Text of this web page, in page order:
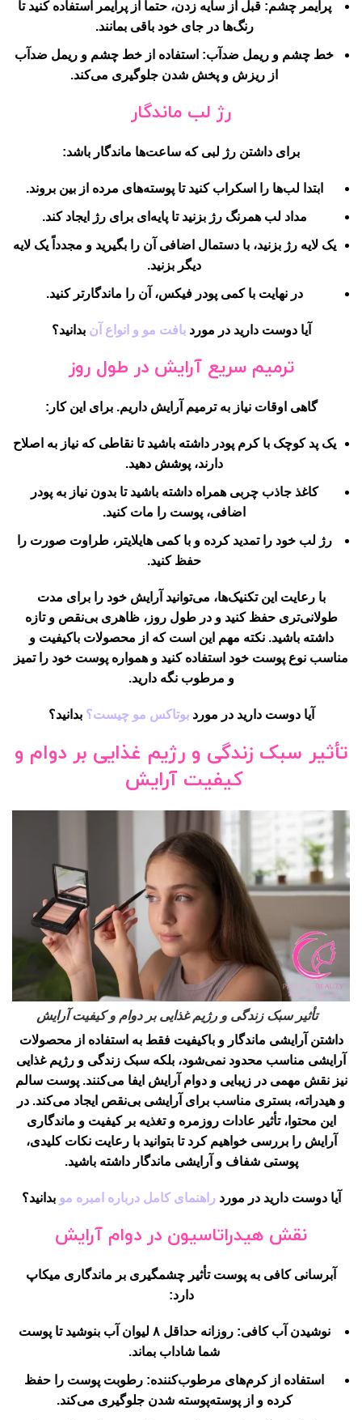
پرایمر چشم: قبل از سایه زدن، حتماً از پرایمر استفاده کنید تا
رنگ‌ها در جای خود باقی بمانند.
خط چشم و ریمل ضدآب: استفاده از خط چشم و ریمل ضدآب
از ریزش و پخش شدن جلوگیری می‌کند.
رژ لب ماندگار
برای داشتن رژ لبی که ساعت‌ها ماندگار باشد:
ابتدا لب‌ها را اسکراب کنید تا پوسته‌های مرده از بین بروند.
مداد لب همرنگ رژ بزنید تا پایه‌ای برای رژ ایجاد کند.
یک لایه رژ بزنید، با دستمال اضافی آن را بگیرید و مجدداً یک لایه
دیگر بزنید.
در نهایت با کمی پودر فیکس، آن را ماندگارتر کنید.
آیا دوست دارید در موردبافت مو و انواع آن بدانید؟
ترمیم سریع آرایش در طول روز
گاهی اوقات نیاز به ترمیم آرایش داریم. برای این کار:
یک پد کوچک با کرم پودر داشته باشید تا نقاطی که نیاز به اصلاح
دارند، پوشش دهید.
کاغذ جاذب چربی همراه داشته باشید تا بدون نیاز به پودر
اضافی، پوست را مات کنید.
رژ لب خود را تمدید کرده و با کمی هایلایتر، طراوت صورت را
حفظ کنید.
با رعایت این تکنیک‌ها، می‌توانید آرایش خود را برای مدت
طولانی‌تری حفظ کنید و در طول روز، ظاهری بی‌نقص و تازه
داشته باشید. نکته مهم این است که از محصولات باکیفیت و
مناسب نوع پوست خود استفاده کنید و همواره پوست خود را تمیز
و مرطوب نگه دارید.
آیا دوست دارید در موردبوتاکس مو چیست؟ بدانید؟
تأثیر سبک زندگی و رژیم غذایی بر دوام و
کیفیت آرایش
تأثیر سبک زندگی و رژیم غذایی بر دوام و کیفیت آرایش
داشتن آرایشی ماندگار و باکیفیت فقط به استفاده از محصولات
آرایشی مناسب محدود نمی‌شود، بلکه سبک زندگی و رژیم غذایی
نیز نقش مهمی در زیبایی و دوام آرایش ایفا می‌کنند. پوست سالم
و هیدراته، بستری مناسب برای آرایشی بی‌نقص ایجاد می‌کند. در
این محتوا، تأثیر عادات روزمره و تغذیه بر کیفیت و ماندگاری
آرایش را بررسی خواهیم کرد تا بتوانید با رعایت نکات کلیدی،
پوستی شفاف و آرایشی ماندگار داشته باشید.
آیا دوست دارید در موردراهنمای کامل درباره امبره مو بدانید؟
نقش هیدراتاسیون در دوام آرایش
آبرسانی کافی به پوست تأثیر چشمگیری بر ماندگاری میکاپ
دارد:
نوشیدن آب کافی:
روزانه حداقل ۸ لیوان آب بنوشید تا پوست
شما شاداب بماند.
استفاده از کرم‌های مرطوب‌کننده: رطوبت پوست را حفظ
کرده و از پوسته‌پوسته شدن جلوگیری می‌کند.